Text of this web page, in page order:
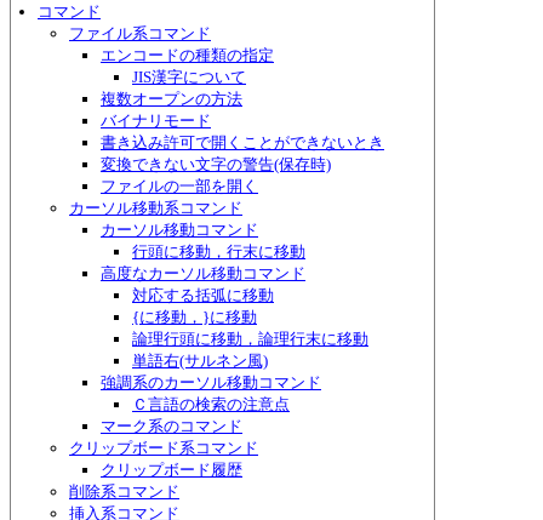
コマンド
ファイル系コマンド
エンコードの種類の指定
JIS漢字について
複数オープンの方法
バイナリモード
書き込み許可で開くことができないとき
変換できない文字の警告(保存時)
ファイルの一部を開く
カーソル移動系コマンド
カーソル移動コマンド
行頭に移動，行末に移動
高度なカーソル移動コマンド
対応する括弧に移動
{に移動，}に移動
論理行頭に移動，論理行末に移動
単語右(サルネン風)
強調系のカーソル移動コマンド
Ｃ言語の検索の注意点
マーク系のコマンド
クリップボード系コマンド
クリップボード履歴
削除系コマンド
挿入系コマンド